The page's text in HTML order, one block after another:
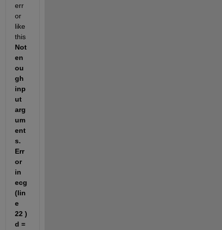
err
or
like
this
Not
en
ou
gh
inp
ut
arg
um
ent
s.
Err
or
in
ecg
(lin
e
22 )
d =